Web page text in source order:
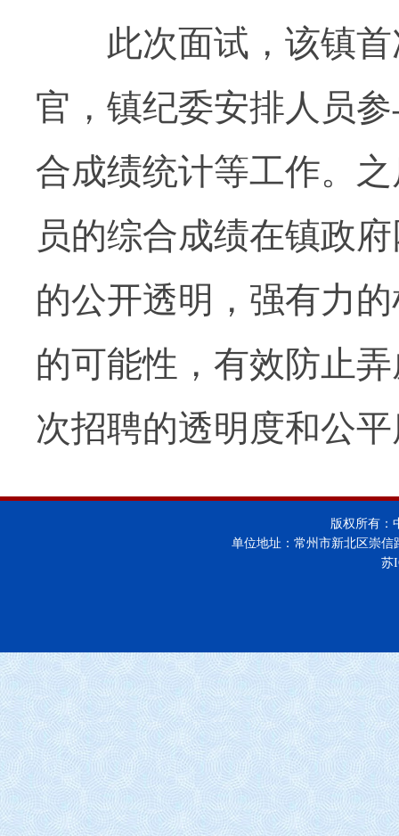
此次面试，该镇首
官，镇纪委安排人员
合成绩统计等工作。
员的综合成绩在镇政
的公开透明，强有力
的可能性，有效防止
次招聘的透明度和公
版权所有：
单位地址：常州市新北区崇
苏